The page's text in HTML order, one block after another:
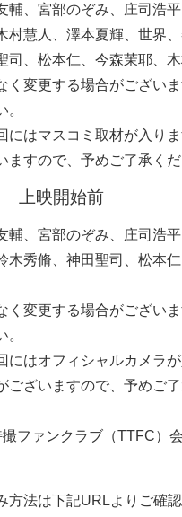
輔、宮部のぞみ、庄司浩
村慧人、澤本夏輝、世界、
司、松本仁、今森茉耶、
く変更する場合がござい
にはマスコミ取材が入り
ますので、予めご了承くだ
上映開始前
輔、宮部のぞみ、庄司浩
木秀脩、神田聖司、松本
く変更する場合がござい
はオフィシャルカメラが
ございますので、予めご
ファンクラブ（TTFC）
方法は下記URLよりご確認